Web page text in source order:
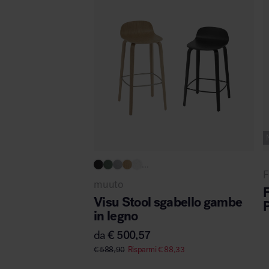
muuto
Visu Stool sgabello gambe
in legno
da€ 500,57
€588,90 Risparmi€88,33